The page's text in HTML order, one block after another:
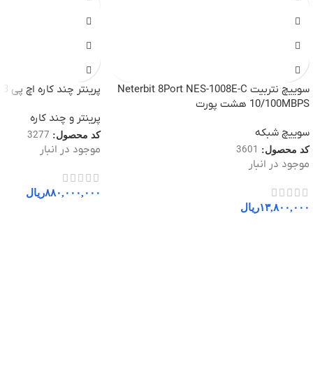
سوییچ نتربیت Neterbit 8Port NES-1008E-C
10/100MBPS هشت پورت
سوییچ شبکه
کد محصول: 3601
موجود در انبار
۱۳,۸۰۰,۰۰۰ریال
پرینتر چند کاره اچ پی 4103-FDW
پرینتر و چند کاره
کد محصول: 3277
موجود در انبار
۸۸۰,۰۰۰,۰۰۰ریال